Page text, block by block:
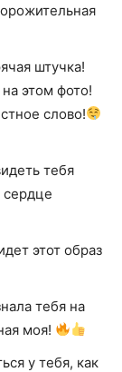
штучка!
этом фото!
слово!
тебя
сердце
этот образ
тебя на
моя!
у тебя, как